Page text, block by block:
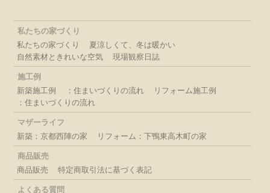
私たちの家づくり
私たちの家づくり
夏涼しくて、冬は暖かい
自然素材ときれいな空気
現場観察日誌
施工例
新築施工例
：住まいづくりの流れ
リフォーム施工例
：住まいづくりの流れ
マザーライフ
新築：京都西陣の家
リフォーム：下鴨東高木町の家
商品販売
商品販売
特定商取引法に基づく表記
よくある質問